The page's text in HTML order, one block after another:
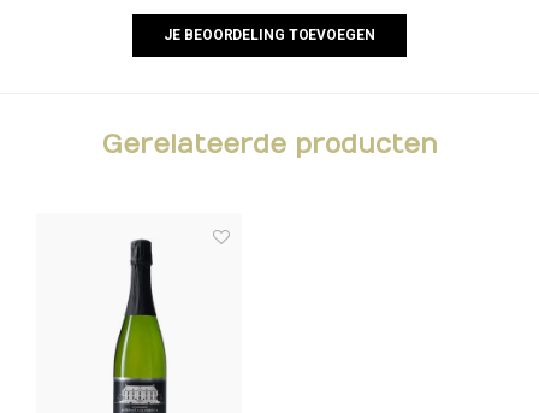
JE BEOORDELING TOEVOEGEN
Gerelateerde producten